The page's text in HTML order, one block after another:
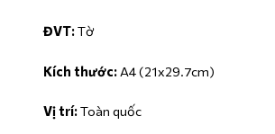
ĐVT:Tờ
Kích thước: A4 (21x29.7cm)
Vị trí:Toàn quốc